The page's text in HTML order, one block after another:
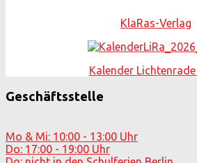
KlaRas-Verlag
Kalender
Geschäftsstelle
Mo & Mi: 10:00 - 13:00 Uhr
Do: 17:00 - 19:00 Uhr